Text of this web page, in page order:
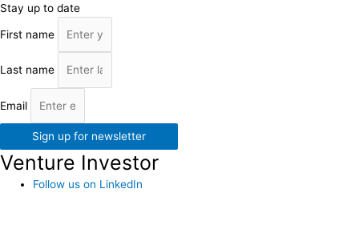
Stay up to date
First name
Last name
Email
Sign up for newsletter
Venture Investor
Follow us on LinkedIn